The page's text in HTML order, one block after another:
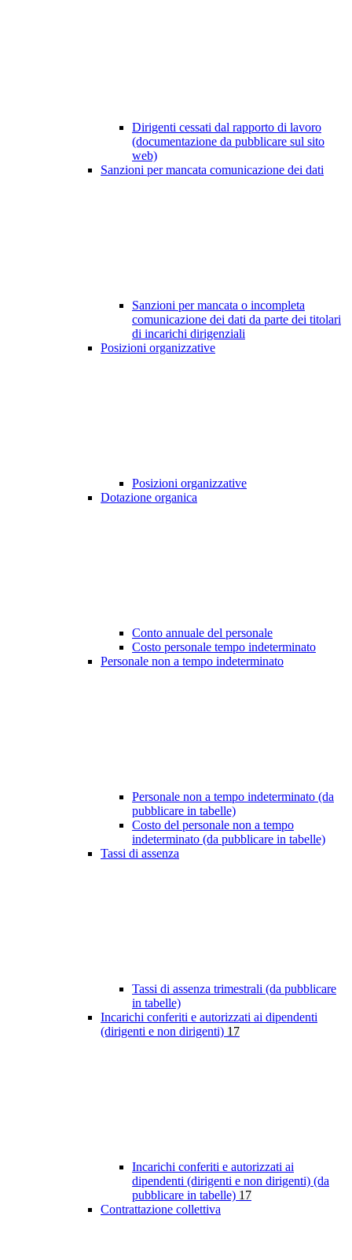
Dirigenti cessati dal rapporto di lavoro
(documentazione da pubblicare sul sito
web)
Sanzioni per mancata comunicazione dei dati
Sanzioni per mancata o incompleta
comunicazione dei dati da parte dei titolari
di incarichi dirigenziali
Posizioni organizzative
Posizioni organizzative
Dotazione organica
Conto annuale del personale
Costo personale tempo indeterminato
Personale non a tempo indeterminato
Personale non a tempo indeterminato (da
pubblicare in tabelle)
Costo del personale non a tempo
indeterminato (da pubblicare in tabelle)
Tassi di assenza
Tassi di assenza trimestrali (da pubblicare
in tabelle)
Incarichi conferiti e autorizzati ai dipendenti
(dirigenti e non dirigenti) 17
Incarichi conferiti e autorizzati ai
dipendenti (dirigenti e non dirigenti) (da
pubblicare in tabelle) 17
Contrattazione collettiva